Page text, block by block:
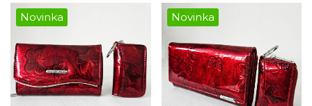
Novinka Novinka